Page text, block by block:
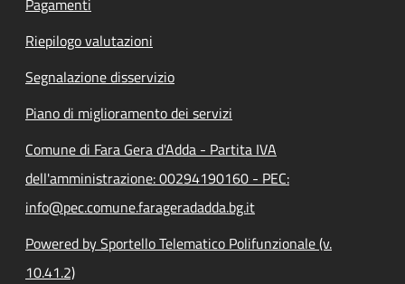
Riepilogo valutazioni
Segnalazione disservizio
Piano di miglioramento dei servizi
Comune di Fara Gera d'Adda - Partita IVA
dell'amministrazione: 00294190160 - PEC:
info@pec.comune.farageradadda.bg.it
Powered by Sportello Telematico Polifunzionale (v.
10.41.2)